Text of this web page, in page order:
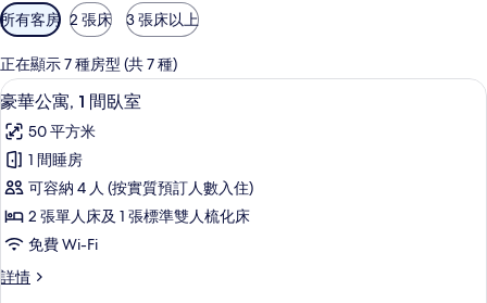
可
用
嘅
客
房
篩
選
條
所有客房 2 張床 3 張床以上
正在顯示 7 種房型 (共 7 種)
載
入
所
有
豪
華
寓,
1 間睡房、房內夾萬、遮光窗簾/窗簾
6
豪華公寓, 1 間臥室
50 平方米
1 間睡房
可容納 4 人 (按實質預訂人數入住)
2 張單人床及 1 張標準雙人梳化床
免費 Wi-Fi
詳情
豪